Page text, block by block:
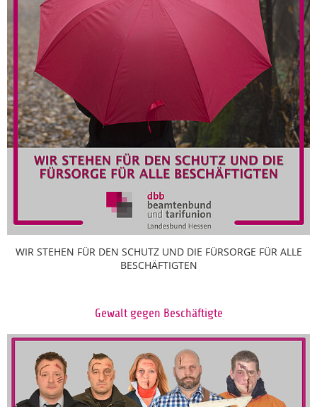
WIR STEHEN FÜR DEN SCHUTZ UND DIE FÜRSORGE FÜR ALLE
BESCHÄFTIGTEN
Gewalt gegen Beschäftigte